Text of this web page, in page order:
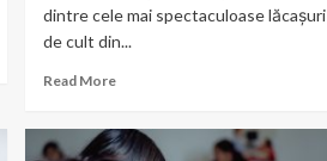
dintre cele mai spectaculoase lăcașuri
de cult din...
Read More